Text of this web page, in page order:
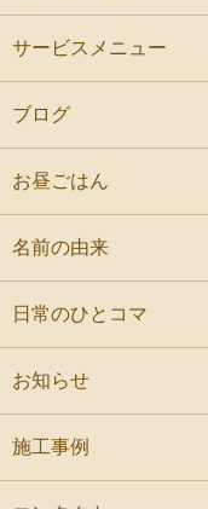
サービスメニュー
ブログ
お昼ごはん
名前の由来
日常のひとコマ
お知らせ
施工事例